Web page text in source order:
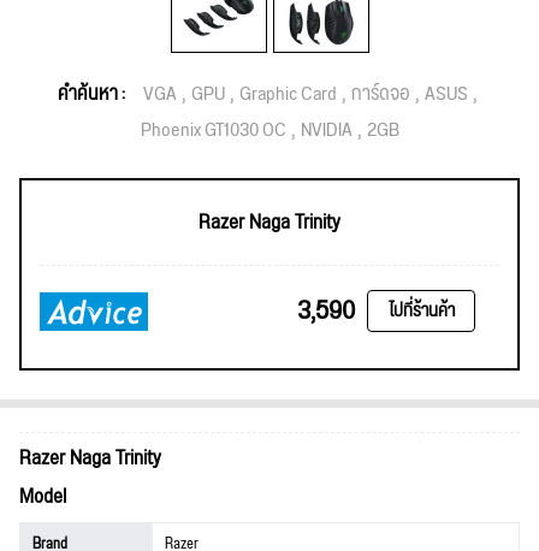
คำค้นหา : VGA GPU Graphic Card การ์ดจอ ASUS
Phoenix GT1030 OC NVIDIA 2GB
Razer Naga Trinity
3,590 ไปที่ร้านค้า
Razer Naga Trinity
Model
Brand
Razer